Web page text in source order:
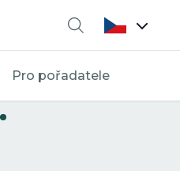
Vyhledávání
Pro pořadatele